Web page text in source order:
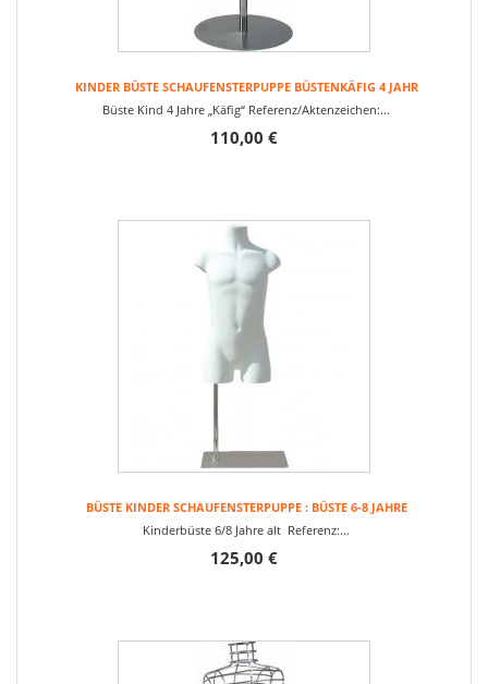
KINDER BÜSTE SCHAUFENSTERPUPPE BÜSTENKÄFIG 4 JAHR
Büste Kind 4 Jahre „Käfig“ Referenz/Aktenzeichen:...
110,00 €
BÜSTE KINDER SCHAUFENSTERPUPPE : BÜSTE 6-8 JAHRE
Kinderbüste 6/8 Jahre alt Referenz:...
125,00 €